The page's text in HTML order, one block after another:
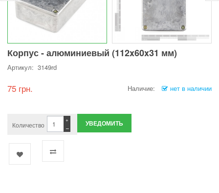
Корпус - алюминиевый (112x60x31 мм)
Артикул: 3149rd
75 грн. Наличие: нет в наличии
Количество −
+ УВЕДОМИТЬ